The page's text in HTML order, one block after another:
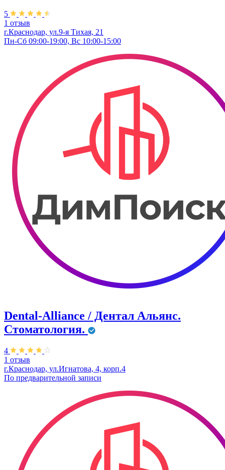
5
1 отзыв
г.Краснодар, ул.9-я Тихая, 21
Пн-Сб 09:00-19:00, Вс 10:00-15:00
Dental-Alliance / Дентал Альянс.
Стоматология.
4
1 отзыв
г.Краснодар, ул.Игнатова, 4, корп.4
По предварительной записи